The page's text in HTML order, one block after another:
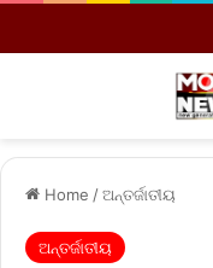
Home /ଅନ୍ତର୍ଜାତୀୟ
ଅନ୍ତର୍ଜାତୀୟ